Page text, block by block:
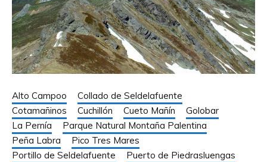
Alto Campoo
Collado de Seldelafuente
Cotamañinos
Cuchillón Cueto Mañín
Golobar
La Pernía
Parque Natural Montaña Palentina
Peña Labra
Pico Tres Mares
Portillo de Seldelafuente
Puerto de Piedrasluengas